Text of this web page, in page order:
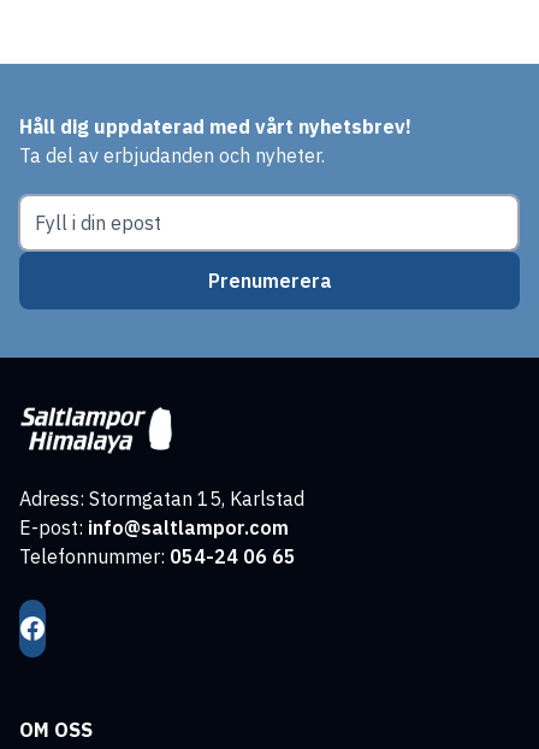
Håll dig uppdaterad med vårt nyhetsbrev!
Ta del av erbjudanden och nyheter.
Prenumerera
Adress: Stormgatan 15, Karlstad
E-post: info@saltlampor.com
Telefonnummer: 054-24 06 65
OM OSS